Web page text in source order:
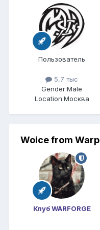
Пользователь
5,7 тыс
Gender:Male
Location:Москва
Woice from Warp
Клуб WARFORGE